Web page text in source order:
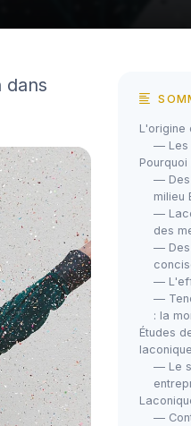
dans
L'origine
— Les
— Des
milieu
—
des
— Des
—
—
: la
Études
laconique
— Le
—